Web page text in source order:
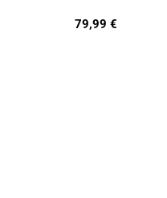
79,99 €